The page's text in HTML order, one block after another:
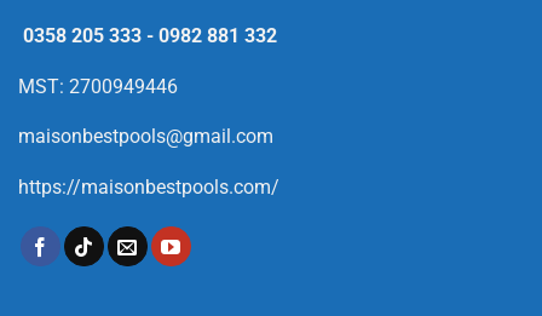
0358 205 333 - 0982 881 332
MST: 2700949446
maisonbestpools@gmail.com
https://maisonbestpools.com/